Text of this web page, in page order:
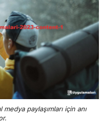
paylaşımları için anı